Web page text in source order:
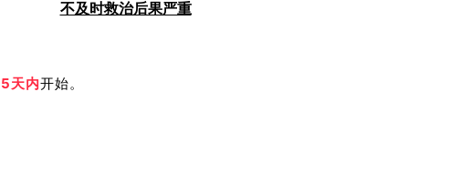
不及时救治后果严重
天内开始。